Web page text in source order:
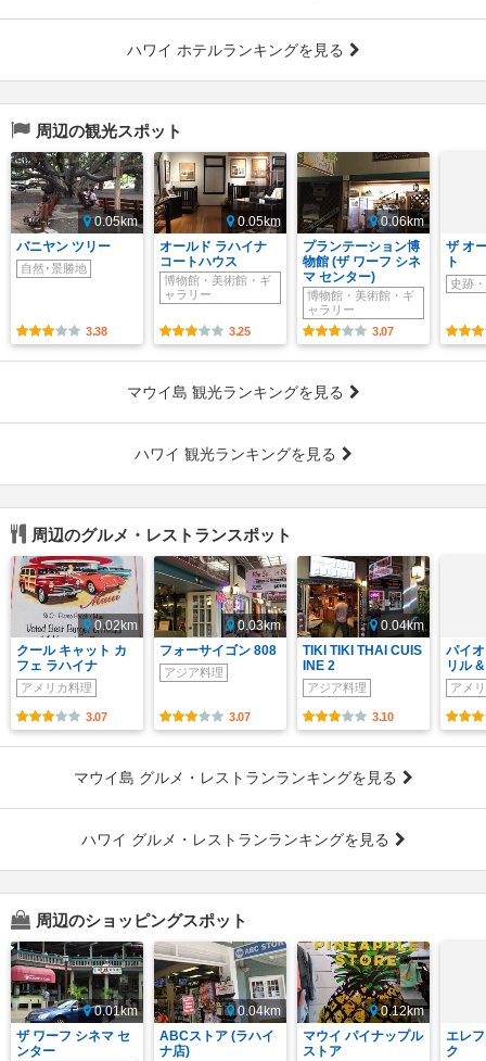
ハワイ ホテルランキングを見る
周辺の観光スポット
0.05km
バニヤン ツリー
自然･景勝地
3.38
0.05km
オールド ラハイナ
コートハウス
博物館・美術館・ギ
ャラリー
3.25
0.06km
プランテーション博
物館 (ザ ワーフ シネ
マ センター)
博物館・美術館・ギ
ャラリー
3.07
ザ オ
ト
史跡
マウイ島 観光ランキングを見る
ハワイ 観光ランキングを見る
周辺のグルメ・レストランスポット
0.02km
クール キャット カ
フェ ラハイナ
アメリカ料理
3.07
0.03km
フォーサイゴン 808
アジア料理
3.07
0.04km
TIKI TIKI THAI CUIS
INE 2
アジア料理
3.10
パイ
リル
アメ
マウイ島 グルメ・レストランランキングを見る
ハワイ グルメ・レストランランキングを見る
周辺のショッピングスポット
0.01km
ザ ワーフ シネマ セ
ンター
0.04km
ABCストア (ラハイ
ナ店)
0.12km
マウイ パイナップル
ストア
エレ
ク